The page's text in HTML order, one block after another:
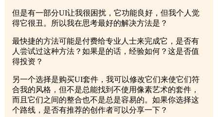
但是有一部分UI让我很困扰，它功能良好，但我个人觉
得它很丑。所以我在思考最好的解决方法是？
最快捷的方法可能是付费给专业人士来完成它，是否有
人尝试过这种方法？如果是的话，经验如何？这是否值
得投资？
另一个选择是购买UI套件，我可以修改它们来使它们符
合我的风格，但不是总能找到不使用像素艺术的套件，
而且它们之间的整合也不是总是容易的。如果你选择这
个路线，是否有推荐的创作者可以分享一下？